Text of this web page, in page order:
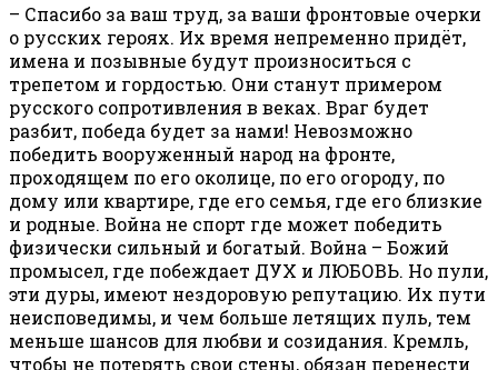
– Спасибо за ваш труд, за ваши фронтовые очерки
о русских героях. Их время непременно придёт,
имена и позывные будут произноситься с
трепетом и гордостью. Они станут примером
русского сопротивления в веках. Враг будет
разбит, победа будет за нами! Невозможно
победить вооруженный народ на фронте,
проходящем по его околице, по его огороду, по
дому или квартире, где его семья, где его близкие
и родные. Война не спорт где может победить
физически сильный и богатый. Война – Божий
промысел, где побеждает ДУХ и ЛЮБОВЬ. Но пули,
эти дуры, имеют нездоровую репутацию. Их пути
неисповедимы, и чем больше летящих пуль, тем
меньше шансов для любви и созидания. Кремль,
чтобы не потерять свои стены, обязан перенести